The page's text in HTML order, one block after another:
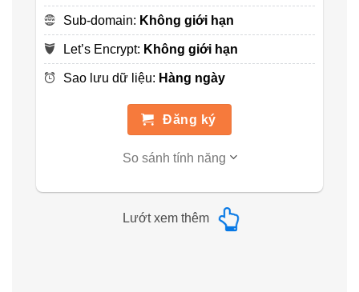
Sub-domain: Không giới hạn
Let’s Encrypt: Không giới hạn
Sao lưu dữ liệu: Hàng ngày
Đăng ký
So sánh tính năng
Lướt xem thêm